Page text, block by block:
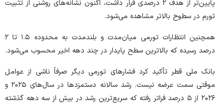
پایین‌تر از هدف ۲ درصدی قرار داشت، اکنون نشانه‌های روشنی از تثبیت
تورم در سطوح بالاتر مشاهده می‌شود.
همچنین انتظارات تورمی میان‌مدت و بلندمدت به محدوده ۱.۵ تا ۲
درصد رسیده که بالاترین سطح پایدار در چند دهه اخیر محسوب می‌شود.
بانک ملی قطر تأکید کرد فشار‌های تورمی دیگر صرفاً ناشی از عوامل
موقتی سمت عرضه نیست. رشد سالانه دستمزد‌ها در سال‌های ۲۰۲۵ و
۲۰۲۶ از ۵ درصد فراتر رفته که سریع‌ترین رشد در بیش از سه دهه گذشته